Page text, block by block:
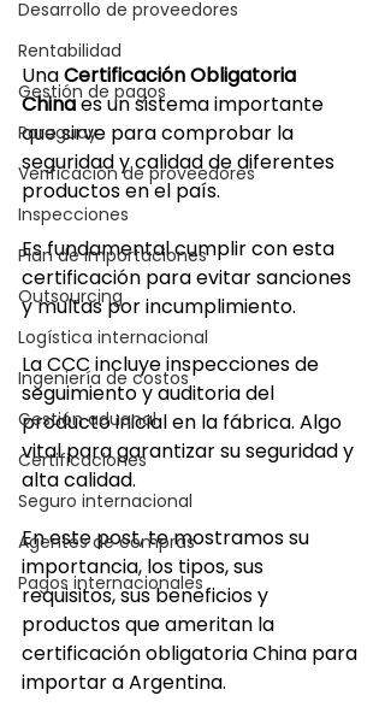
Desarrollo de proveedores
Rentabilidad
Gestión de pagos
Paraguay
Verificación de proveedores
Inspecciones
Plan de importaciones
Outsourcing
Logística internacional
Ingeniería de costos
Gestión aduanal
Certificaciones
Seguro internacional
Agentes de compras
Pagos internacionales
Una Certificación Obligatoria
China es un sistema importante
que sirve para comprobar la
seguridad y calidad de diferentes
productos en el país.
Es fundamental cumplir con esta
certificación para evitar sanciones
y multas por incumplimiento.
La CCC incluye inspecciones de
seguimiento y auditoria del
producto inicial en la fábrica. Algo
vital para garantizar su seguridad y
alta calidad.
En este post, te mostramos su
importancia, los tipos, sus
requisitos, sus beneficios y
productos que ameritan la
certificación obligatoria China para
importar a Argentina.